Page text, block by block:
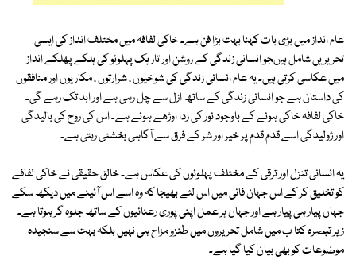
عام انداز میں بڑی بات کہنا بہت بڑا فن ہے۔ خاکی لفافہ میں مختلف انداز کی ایسی
تحریریں شامل ہیںجو انسانی زندگی کے روشن اور تاریک پہلوئو کی ہلکے پھلکے انداز
میں عکاسی کرتی ہیں۔ یہ عام انسانی زندگی کی شوخیوں ، شرارتوں ، مکاریوں اور منافقوں
کی داستان ہے جو انسانی زندگی کے ساتھ ازل سے چل رہی ہے اور ابد تک رہے گی۔
خاکی لفافہ خاکی ہونے کے باوجود نور کی ردا اوڑھے ہوئے ہے۔ اس کی روح کی بالیدگی
اور ژولیدگی اسے قدم قدم پر خیر اور شر کے فرق سے آگاہی بخشتی رہتی ہے۔
یہ انسانی تنزل اور ترقی کے مختلف پہلوئوں کی عکاس ہے۔ خالق حقیقی نے خاکی لفافے
کو تخلیق کر کے اس جہان فانی میں اس لئے بھیجا کہ وہ اسے اس آئینے میں دیکھ سکے
جہاں پیار ہی پیار ہے اور جہاں ہر عمل اپنی پوری رعنائیوں کے ساتھ جلوہ گر ہوتا ہے۔
زیر تبصرہ کتا ب میں شامل تحریروں میں طنزو مزاح ہی نہیں بلکہ بہت سے سنجیدہ
موضوعات کو بھی بیان کیا گیا ہے۔